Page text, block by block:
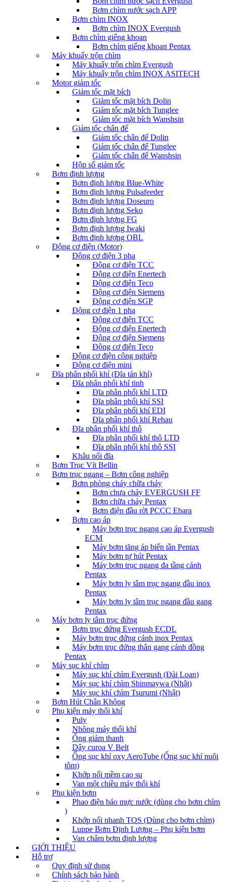
Bơm chìm nước sạch APP
Bơm chìm INOX
Bơm chìm INOX Evergush
Bơm chìm giếng khoan
Bơm chìm giếng khoan Pentax
Máy khuấy trộn chìm
Máy khuấy trộn chìm Evergush
Máy khuấy trộn chìm INOX ASITECH
Motor giảm tốc
Giảm tốc mặt bích
Giảm tốc mặt bích Dolin
Giảm tốc mặt bích Tunglee
Giảm tốc mặt bích Wanshsin
Giảm tốc chân đế
Giảm tốc chân đế Dolin
Giảm tốc chân đế Tunglee
Giảm tốc chân đế Wanshsin
Hộp số giảm tốc
Bơm định lượng
Bơm định lượng Blue-White
Bơm định lượng Pulsafeeder
Bơm định lượng Doseuro
Bơm định lượng Seko
Bơm định lượng FG
Bơm định lượng Iwaki
Bơm định lượng OBL
Động cơ điện (Motor)
Động cơ điện 3 pha
Động cơ điện TCC
Động cơ điện Enertech
Động cơ điện Teco
Động cơ điện Siemens
Động cơ điện SGP
Động cơ điện 1 pha
Động cơ điện TCC
Động cơ điện Enertech
Động cơ điện Siemens
Động cơ điện Teco
Động cơ điện công nghiệp
Động cơ điện mini
Đĩa phân phối khí (Đĩa tán khí)
Đĩa phân phối khí tinh
Đĩa phân phối khí LTD
Đĩa phân phối khí SSI
Đĩa phân phối khí EDI
Đĩa phân phối khí Rehau
Đĩa phân phối khí thô
Đĩa phân phối khí thô LTD
Đĩa phân phối khí thô SSI
Khâu nối đĩa
Bơm Trục Vít Bellin
Bơm trục ngang – Bơm công nghiệp
Bơm phòng cháy chữa cháy
Bơm chưa cháy EVERGUSH FF
Bơm chữa cháy Pentax
Bơm điện đầu rời PCCC Ebara
Bơm cao áp
Máy bơm trục ngang cao áp Evergush
ECM
Máy bơm tăng áp biến tần Pentax
Máy bơm tự hút Pentax
Máy bơm trục ngang đa tầng cánh
Pentax
Máy bơm ly tâm trục ngang đầu inox
Pentax
Máy bơm ly tâm trục ngang đầu gang
Pentax
Máy bơm ly tâm trục đứng
Bơm trục đứng Evergush ECDL
Máy bơm trục đứng cánh inox Pentax
Máy bơm trục đứng thân gang cánh đồng
Pentax
Máy sục khí chìm
Máy sục khí chìm Evergush (Đài Loan)
Máy sục khí chìm Shinmaywa (Nhật)
Máy sục khí chìm Tsurumi (Nhật)
Bơm Hút Chân Không
Phụ kiện máy thổi khí
Puly
Nhông máy thổi khí
Ống giảm thanh
Dây curoa V Belt
Ống sục khí oxy AeroTube (Ống sục khí nuôi
tôm)
Khớp nối mềm cao su
Van một chiều máy thổi khí
Phụ kiện bơm
Phao điện báo mực nước (dùng cho bơm chìm
)
Khớp nối nhanh TOS (Dùng cho bơm chìm)
Luppe Bơm Định Lượng – Phụ kiện bơm
Van châm bơm định lượng
GIỚI THIỆU
Hỗ trợ
Quy định sử dụng
Chính sách bảo hành